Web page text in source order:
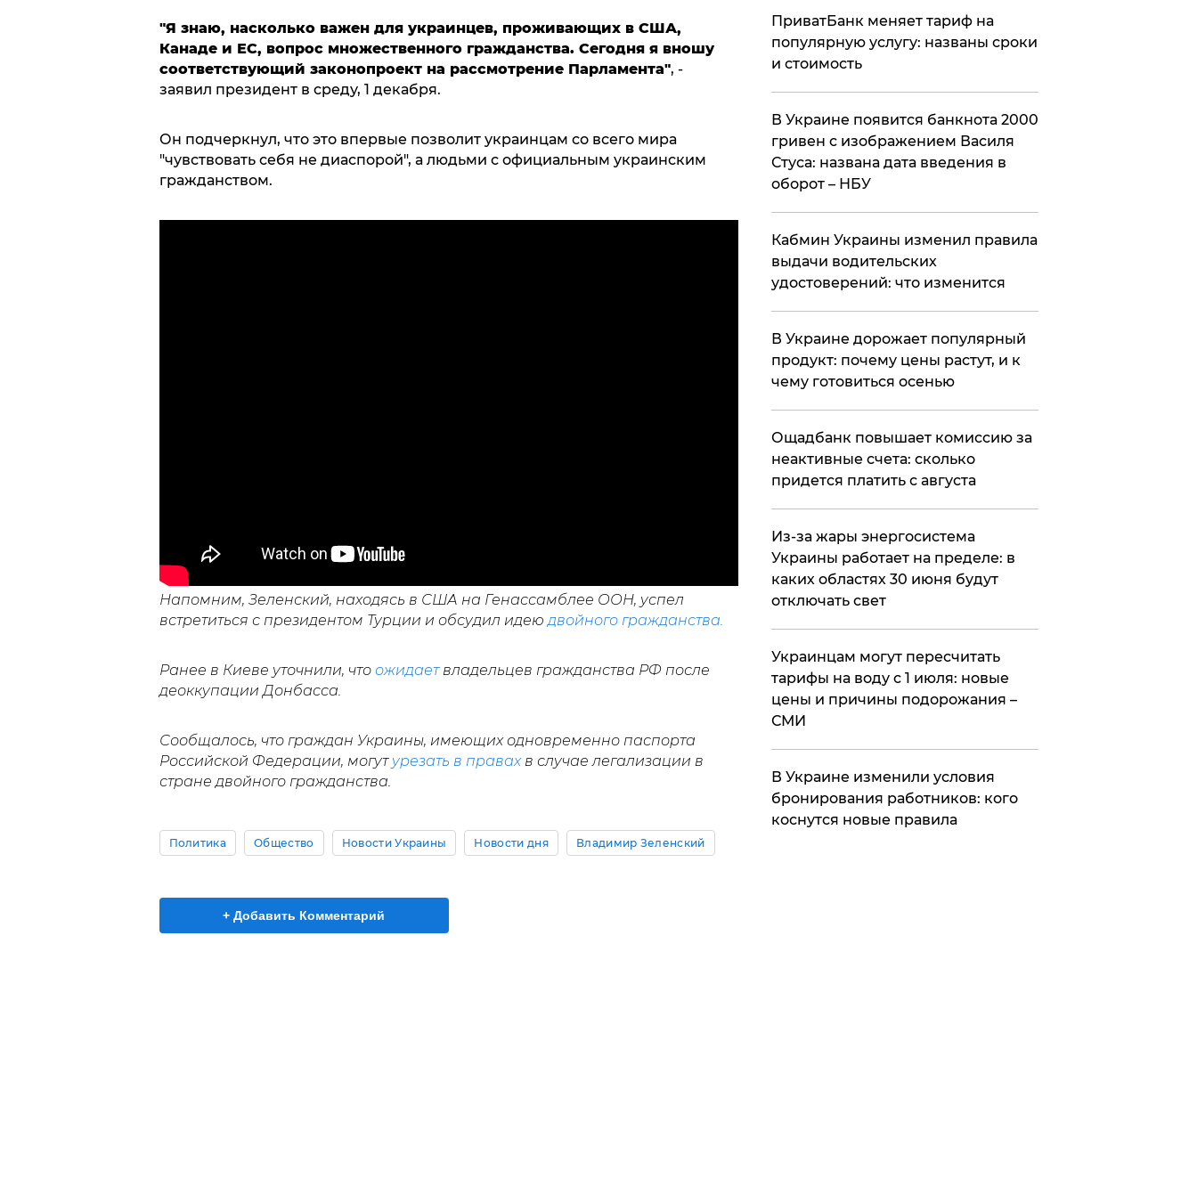
"Я знаю, насколько важен для украинцев, проживающих в США,
Канаде и ЕС, вопрос множественного гражданства. Сегодня я вношу
соответствующий законопроект на рассмотрение Парламента", -
заявил президент в среду, 1 декабря.
Он подчеркнул, что это впервые позволит украинцам со всего мира
"чувствовать себя не диаспорой", а людьми с официальным украинским
гражданством.
Напомним, Зеленский, находясь в США на Генассамблее ООН, успел
встретиться с президентом Турции и обсудил идеюдвойного гражданства.
Ранее в Киеве уточнили, что ожидает владельцев гражданства РФ после
деоккупации Донбасса.
Сообщалось, что граждан Украины, имеющих одновременно паспорта
Российской Федерации, могут урезать в правахв случае легализации в
стране двойного гражданства.
Политика Общество Новости Украины Новости дня Владимир Зеленский
+ Добавить Комментарий
ПриватБанк меняет тариф на
популярную услугу: названы сроки
и стоимость
В Украине появится банкнота 2000
гривен с изображением Василя
Стуса: названа дата введения в
оборот – НБУ
Кабмин Украины изменил правила
выдачи водительских
удостоверений: что изменится
В Украине дорожает популярный
продукт: почему цены растут, и к
чему готовиться осенью
​Ощадбанк повышает комиссию за
неактивные счета: сколько
придется платить с августа
Из-за жары энергосистема
Украины работает на пределе: в
каких областях 30 июня будут
отключать свет
Украинцам могут пересчитать
тарифы на воду с 1 июля: новые
цены и причины подорожания –
СМИ
В Украине изменили условия
бронирования работников: кого
коснутся новые правила